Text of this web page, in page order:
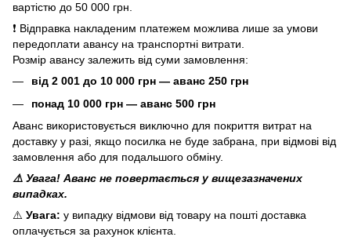
вартістю до 50 000 грн.
❗ Відправка накладеним платежем можлива лише за умови
передоплати авансу на транспортні витрати.
Розмір авансу залежить від суми замовлення:
від 2 001 до 10 000 грн — аванс 250 грн
понад 10 000 грн — аванс 500 грн
Аванс використовується виключно для покриття витрат на
доставку у разі, якщо посилка не буде забрана, при відмові від
замовлення або для подальшого обміну.
⚠️ Увага! Аванс не повертається у вищезазначених
випадках.
⚠️ Увага: у випадку відмови від товару на пошті доставка
оплачується за рахунок клієнта.